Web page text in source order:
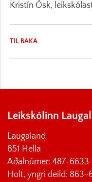
Kristín Ósk,
TIL BAKA
Leikskólinn
Laugaland
851 Hella
Aðalnúmer: 487-6633
Holt, yngri deild: 863-